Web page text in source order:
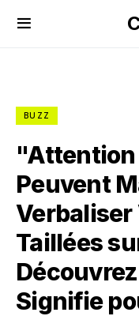
BUZZ
"Attention
Peuvent
Verbaliser
Taillées
Signifie